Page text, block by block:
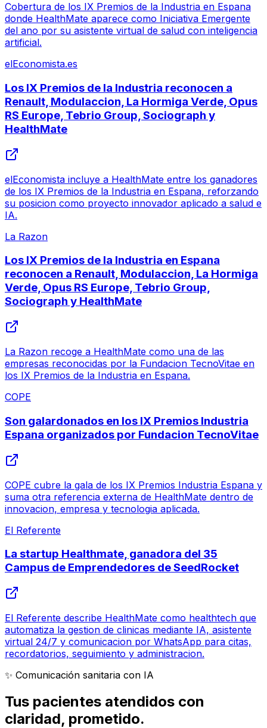
Cobertura de los IX Premios de la Industria en Espana
donde HealthMate aparece como Iniciativa Emergente
del ano por su asistente virtual de salud con inteligencia
artificial.
elEconomista.es
Los IX Premios de la Industria reconocen a
Renault, Modulaccion, La Hormiga Verde, Opus
RS Europe, Tebrio Group, Sociograph y
HealthMate
elEconomista incluye a HealthMate entre los ganadores
de los IX Premios de la Industria en Espana, reforzando
su posicion como proyecto innovador aplicado a salud e
IA.
La Razon
Los IX Premios de la Industria en Espana
reconocen a Renault, Modulaccion, La Hormiga
Verde, Opus RS Europe, Tebrio Group,
Sociograph y HealthMate
La Razon recoge a HealthMate como una de las
empresas reconocidas por la Fundacion TecnoVitae en
los IX Premios de la Industria en Espana.
COPE
Son galardonados en los IX Premios Industria
Espana organizados por Fundacion TecnoVitae
COPE cubre la gala de los IX Premios Industria Espana y
suma otra referencia externa de HealthMate dentro de
innovacion, empresa y tecnologia aplicada.
El Referente
La startup Healthmate, ganadora del 35
Campus de Emprendedores de SeedRocket
El Referente describe HealthMate como healthtech que
automatiza la gestion de clinicas mediante IA, asistente
virtual 24/7 y comunicacion por WhatsApp para citas,
recordatorios, seguimiento y administracion.
✨ Comunicación sanitaria con IA
Tus pacientes atendidos con
claridad, prometido.